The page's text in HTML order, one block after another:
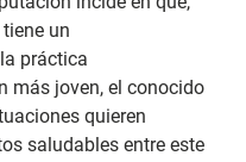
un
práctica
más joven, el conocido
quieren
saludables entre este